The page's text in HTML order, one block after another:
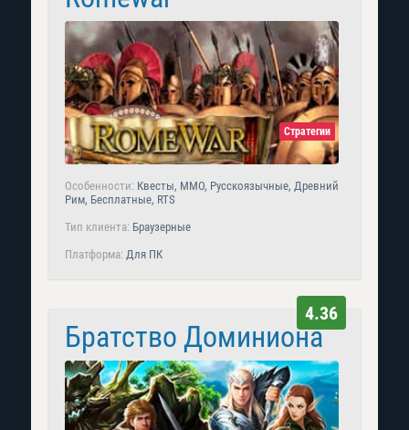
Стратегии
Особенности: Квесты, MMO, Русскоязычные, Древний
Рим, Бесплатные, RTS
Тип клиента: Браузерные
Платформа: Для ПК
Братство Доминиона
4.36